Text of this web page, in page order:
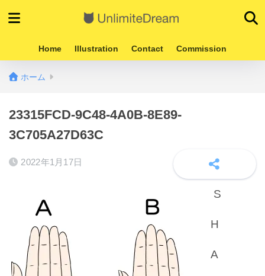
Home Illustration Contact Commission
ホーム
23315FCD-9C48-4A0B-8E89-
3C705A27D63C
2022年1月17日